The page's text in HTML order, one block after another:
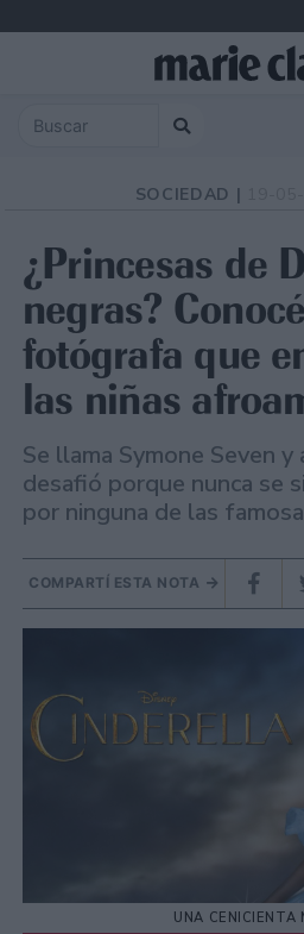
SOCIEDAD |
¿Princesas de
negras?
fotógrafa que
las niñas
Se llama Symone Seven
desafió porque nunca se
por ninguna de las
COMPARTÍ ESTA NOTA
UNA CENICIENTA